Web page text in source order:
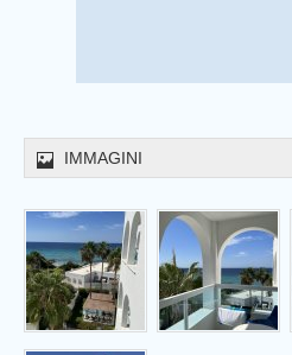
IMMAGINI